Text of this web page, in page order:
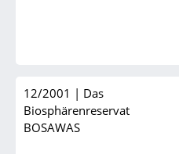
12/2001 | Das
Biosphärenreservat
BOSAWAS